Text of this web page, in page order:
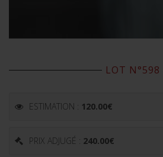
LOT N°598
ESTIMATION : 120.00€
PRIX ADJUGÉ : 240.00€